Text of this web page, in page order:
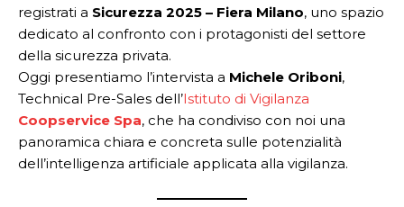
registrati a Sicurezza 2025 – Fiera Milano, uno spazio
dedicato al confronto con i protagonisti del settore
della sicurezza privata.
Oggi presentiamo l’intervista a Michele Oriboni,
Technical Pre-Sales dell’Istituto di Vigilanza
Coopservice Spa, che ha condiviso con noi una
panoramica chiara e concreta sulle potenzialità
dell’intelligenza artificiale applicata alla vigilanza.